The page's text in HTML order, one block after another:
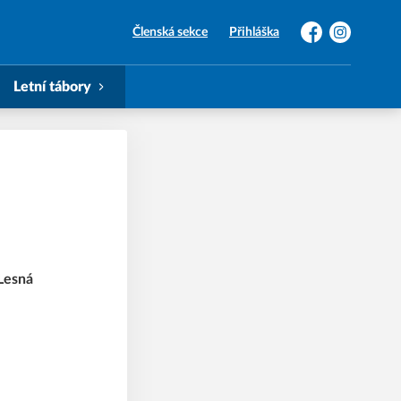
Členská sekce Přihláška
FacebookInstagram
Letní tábory